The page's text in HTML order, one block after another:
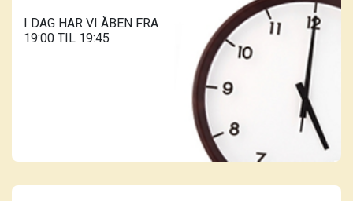
I DAG HAR VI ÅBEN FRA
19:00 TIL 19:45